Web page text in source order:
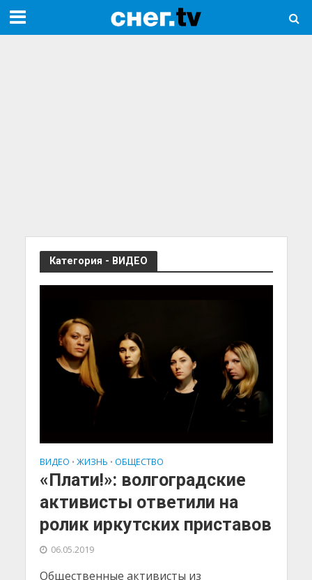
Категория - ВИДЕО
ВИДЕО • ЖИЗНЬ • ОБЩЕСТВО
«Плати!»: волгоградские
активисты ответили на
ролик иркутских приставов
06.05.2019
Общественные активисты из